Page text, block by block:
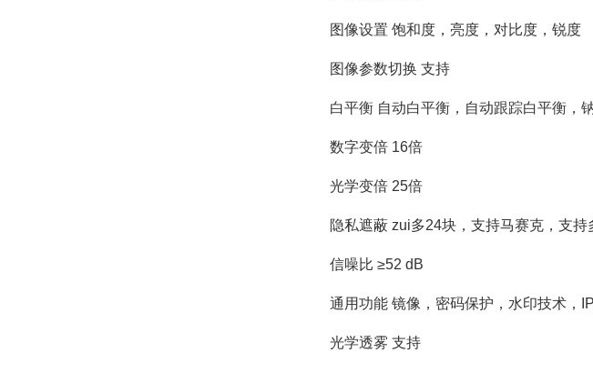
图像设置 饱和度，亮度，对比度，锐度
图像参数切换 支持
白平衡 自动白平衡，自动跟踪白平衡，
数字变倍 16倍
光学变倍 25倍
隐私遮蔽 zui多24块，支持马赛克，支
信噪比 ≥52 dB
通用功能 镜像，密码保护，水印技术，
光学透雾 支持